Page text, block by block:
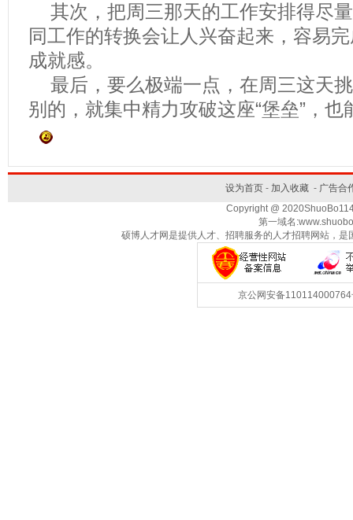
其次，把周三那天的工作安排得尽
同工作的转换会让人兴奋起来，容易
成就感。
最后，要么极端一点，在周三这天
别的，就集中精力攻破这座“堡垒”，
设为首页- 加入收藏- 广告合
Copyright @
第一域名
硕博人才网是提供人才、招聘服务的人才招聘网站，
京公网安备